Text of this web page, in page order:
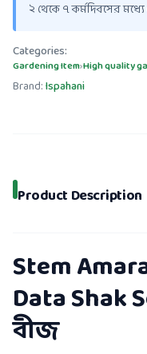
২ থেকে ৭ কর্মদিবসের
Categories:
Gardening Item›High quality
Brand:Ispahani
Product Description
Stem
Data Shak
বীজ